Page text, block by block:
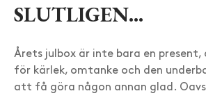
SLUTLIGEN…
Årets julbox är inte bara en present,
för kärlek, omtanke och den
att få göra någon annan glad.